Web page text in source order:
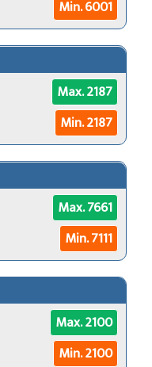
Min. 6001
Max. 2187
Min. 2187
Max. 7661
Min. 7111
Max. 2100
Min. 2100